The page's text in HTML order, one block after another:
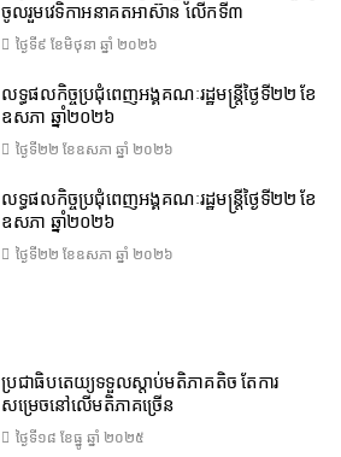
ចូលរួមវេទិកាអនាគតអាស៊ាន លើកទី៣
ថ្ងៃទី៩ ខែ​មិថុនា ឆ្នាំ ២០២៦
លទ្ធផលកិច្ចប្រជុំពេញអង្គគណៈរដ្ឋមន្ត្រីថ្ងៃទី២២ ខែ
ឧសភា ឆ្នាំ២០២៦
ថ្ងៃទី២២ ខែ​ឧសភា ឆ្នាំ ២០២៦
លទ្ធផលកិច្ចប្រជុំពេញអង្គគណៈរដ្ឋមន្រ្តីថ្ងៃទី២២ ខែ
ឧសភា ឆ្នាំ២០២៦
ថ្ងៃទី២២ ខែ​ឧសភា ឆ្នាំ ២០២៦
ប្រជាធិបតេយ្យទទួលស្តាប់មតិភាគតិច តែការ
សម្រេចនៅលើមតិភាគច្រើន
ថ្ងៃទី១៨ ខែ​ធ្នូ ឆ្នាំ ២០២៥